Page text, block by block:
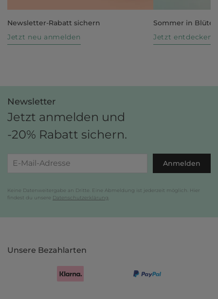
Newsletter-Rabatt sichern
Jetzt neu anmelden
Sommer in Blüte
Jetzt entdecken
Newsletter
Jetzt anmelden und
-20% Rabatt sichern.
Anmelden
Keine Datenweitergabe an Dritte. Eine Abmeldung ist jederzeit möglich. Hier
findest du unsere Datenschutzerklärung
Unsere Bezahlarten